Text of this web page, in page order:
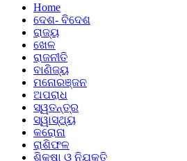
Home
ଦେଶ- ବିଦେଶ
ରାଜ୍ୟ
ଖେଳ
ରାଜନୀତି
ବାଣିଜ୍ୟ
ମନୋରଞ୍ଜନ
ଅପରାଧ
ସ୍ୱତନ୍ତ୍ର
ସ୍ୱାସ୍ଥ୍ୟ
କରୋନା
ରାଶିଫଳ
ଶିକ୍ଷା ଓ ନିଯୁକ୍ତି